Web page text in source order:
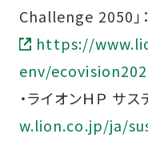
Challenge 2050」：
https://
env/
・ライオンＨＰ サス
w.lion.co.jp/ja/